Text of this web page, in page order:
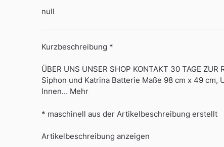
null
Kurzbeschreibung *
ÜBER UNS UNSER SHOP KONTAKT 30 TAGE
Siphon und Katrina Batterie Maße 98 cm x 49 cm,
Innen… Mehr
* maschinell aus der Artikelbeschreibung erstellt
Artikelbeschreibung anzeigen